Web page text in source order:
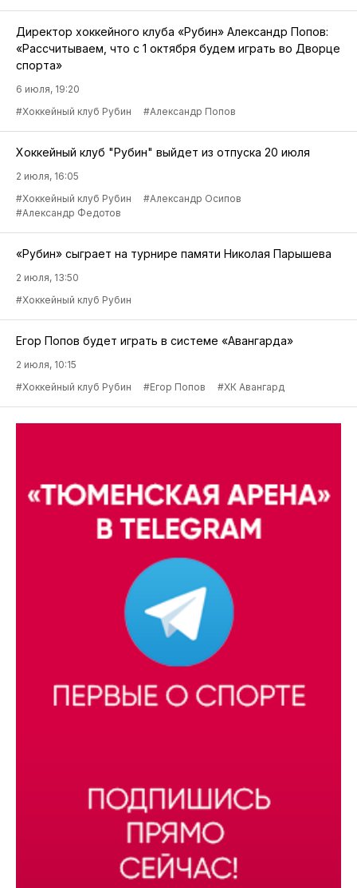
Директор хоккейного клуба «Рубин» Александр Попов:
«Рассчитываем, что с 1 октября будем играть во Дворце
спорта»
6 июля, 19:20
#Хоккейный клуб Рубин
#Александр Попов
Хоккейный клуб "Рубин" выйдет из отпуска 20 июля
2 июля, 16:05
#Хоккейный клуб Рубин
#Александр Осипов
#Александр Федотов
«Рубин» сыграет на турнире памяти Николая Парышева
2 июля, 13:50
#Хоккейный клуб Рубин
Егор Попов будет играть в системе «Авангарда»
2 июля, 10:15
#Хоккейный клуб Рубин
#Егор Попов #ХК Авангард